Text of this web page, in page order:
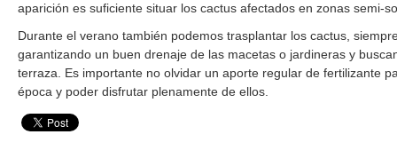
aparición es suficiente situar los cactus afectados en zonas semi-
Durante el verano también podemos trasplantar los cactus,
garantizando un buen drenaje de las macetas o jardineras y
terraza. Es importante no olvidar un aporte regular de fertilizante
época y poder disfrutar plenamente de ellos.